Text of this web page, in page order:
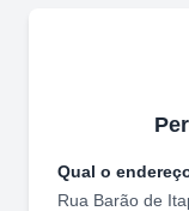
Qual o
Rua Barão de